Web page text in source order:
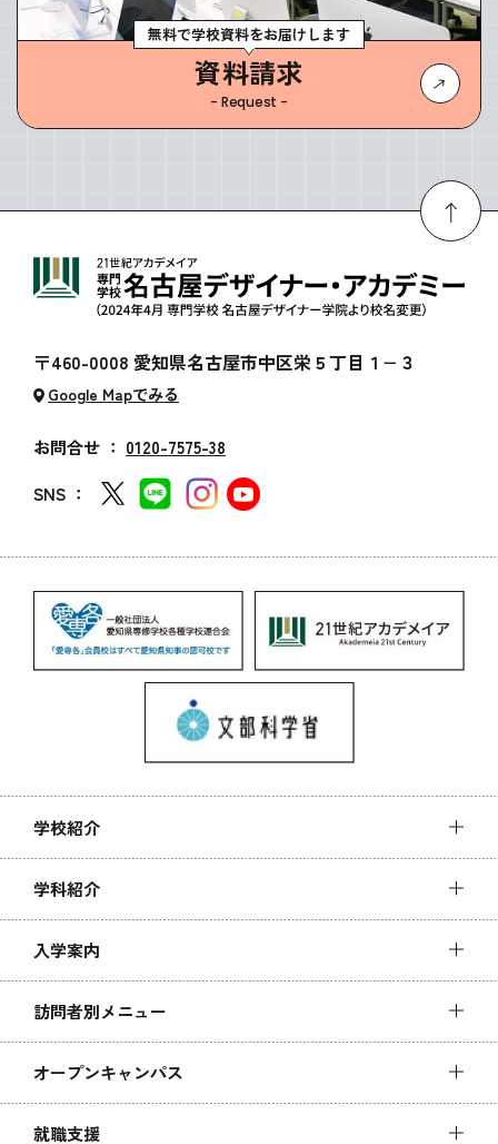
無料で学校資料をお届けします
資料請求
- Request -
〒460-0008 愛知県名古屋市中区栄５丁目１−３
Google Mapでみる
お問合せ ： 0120-7575-38
SNS ：
学校紹介
学科紹介
入学案内
訪問者別メニュー
オープンキャンパス
就職支援